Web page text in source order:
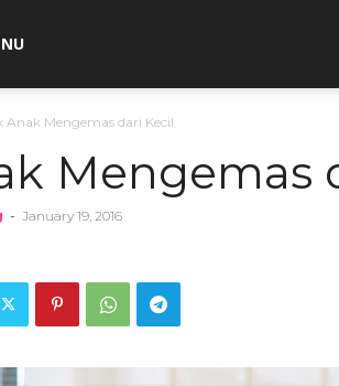
Anak Mengemas dari Kecil
Mengemas
- January 19, 2016